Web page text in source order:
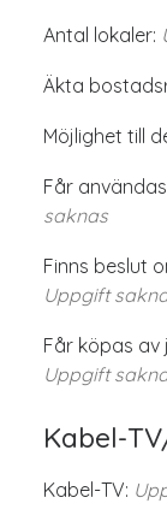
Antal lokaler:
Äkta
Möjlighet till
Får
saknas
Finns beslut
Uppgift
Får köpas av
Uppgift
Kabel-
Kabel-TV: